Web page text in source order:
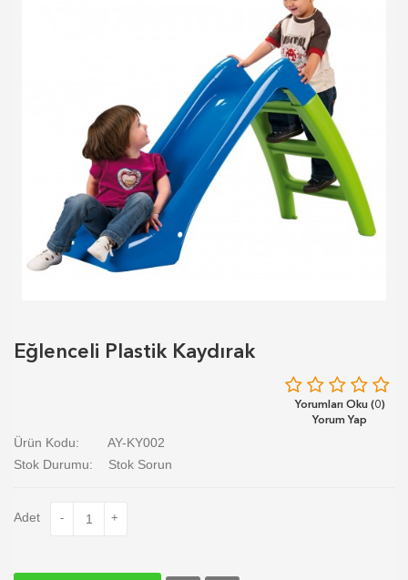
Eğlenceli Plastik Kaydırak
Yorumları Oku (0)
Yorum Yap
Ürün Kodu:
AY-KY002
Stok Durumu:
Stok Sorun
Adet - +